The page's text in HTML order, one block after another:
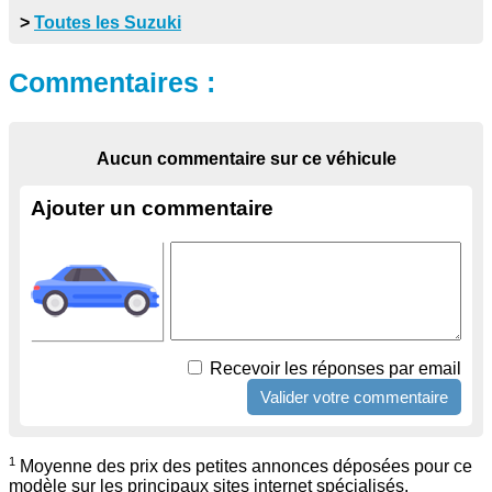
> Toutes les Suzuki
Commentaires :
Aucun commentaire sur ce véhicule
Ajouter un commentaire
Recevoir les réponses par email
1
Moyenne des prix des petites annonces déposées pour ce
modèle sur les principaux sites internet spécialisés.